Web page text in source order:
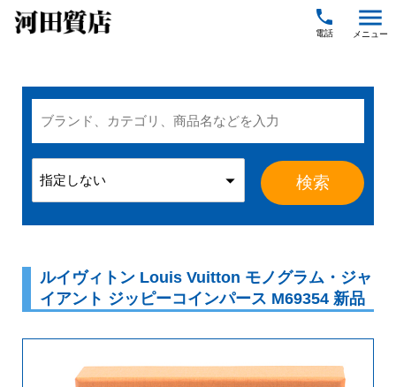
local_phone menu
ルイヴィトン Louis Vuitton モノグラム・ジャ
イアント ジッピーコインパース M69354 新品